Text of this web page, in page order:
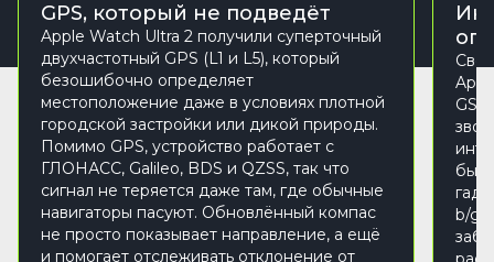
GPS, который не подведёт
Apple Watch Ultra 2 получили суперточный
двухчастотный GPS (L1 и L5), который
безошибочно определяет
местоположение даже в условиях плотной
городской застройки или дикой природы.
Помимо GPS, устройство работает с
ГЛОНАСС, Galileo, BDS и QZSS, так что
сигнал не теряется даже там, где обычные
навигаторы пасуют. Обновлённый компас
не просто показывает направление, а ещё
и помогает отслеживать отклонение от
b/g/